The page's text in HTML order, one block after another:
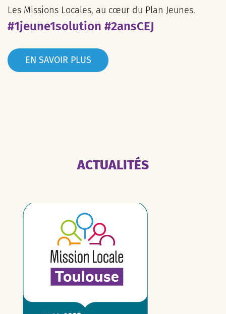
Les Missions Locales, au cœur du Plan Jeunes.
#1jeune1solution #2ansCEJ
EN SAVOIR PLUS
ACTUALITÉS